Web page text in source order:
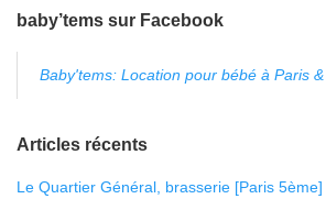
baby’tems sur Facebook
Baby'tems: Location pour bébé à Paris
Articles récents
Le Quartier Général, brasserie [Paris 5ème]